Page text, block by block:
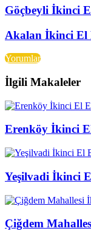
Göçbeyli İkinci
Akalan İkinci El
Yorumlar
İlgili Makaleler
Erenköy İkinci
Yeşilvadi İkinci
Çiğdem